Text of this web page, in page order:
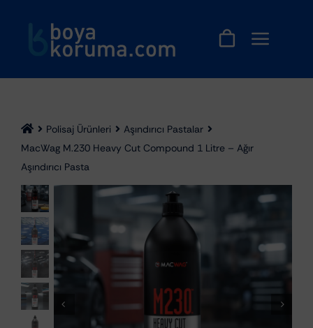
Polisaj Ürünleri
Aşındırıcı Pastalar
MacWag M.230 Heavy Cut Compound 1 Litre – Ağır
Aşındırıcı Pasta